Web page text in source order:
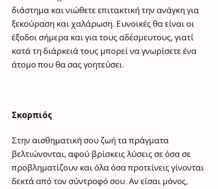
διάστημα και νιώθετε επιτακτική την ανάγκη για
ξεκούραση και χαλάρωση. Ευνοϊκές θα είναι οι
έξοδοι σήμερα και για τους αδέσμευτους, γιατί
κατά τη διάρκειά τους μπορεί να γνωρίσετε ένα
άτομο που θα σας γοητεύσει.
Σκορπιός
Στην αισθηματική σου ζωή τα πράγματα
βελτιώνονται, αφού βρίσκεις λύσεις σε όσα σε
προβληματίζουν και όλα όσα προτείνεις γίνονται
δεκτά από τον σύντροφό σου. Αν είσαι μόνος,